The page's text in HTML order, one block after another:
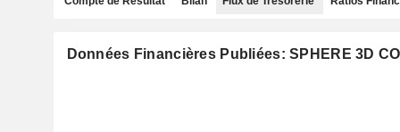
Données Financières Publiées: SPHERE 3D